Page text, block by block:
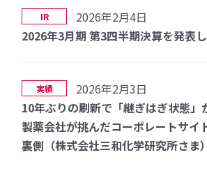
IR
2026年2月4日
2026年3月期 第3四半期決算を発表
実績
2026年2月3日
10年ぶりの刷新で「継ぎはぎ状態」
製薬会社が挑んだコーポレートサイ
裏側（株式会社三和化学研究所さま）